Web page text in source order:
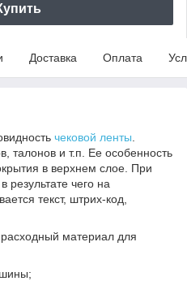
Доставка Оплата
чековой ленты
талонов и т.п. Ее особенность
в верхнем слое. При
результате чего на
текст, штрих-код,
материал для